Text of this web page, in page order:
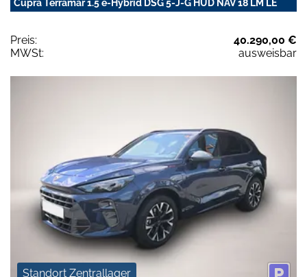
Cupra Terramar 1.5 e-Hybrid DSG 5-J-G HUD NAV 18 LM LE
Preis:
40.290,00 €
MWSt:
ausweisbar
Standort Zentrallager